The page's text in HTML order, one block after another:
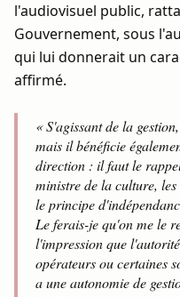
l'audiovisuel public,
Gouvernement, sous
qui lui donnerait un
affirmé.
« S'agissant de la
mais il bénéficie
direction : il faut le
ministre de la culture,
le principe
Le ferais-je qu'on me le
l'impression que
opérateurs ou certaines
a une autonomie de